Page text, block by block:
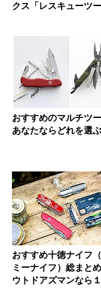
クス「レスキューツー
おすすめのマルチツー
あなたならどれを選
おすすめ十徳ナイフ
ミーナイフ）総まと
ウトドアズマンなら